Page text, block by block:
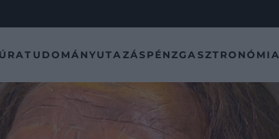
TUDOMÁNYUTAZÁSPÉNZGASZTRONÓMIA